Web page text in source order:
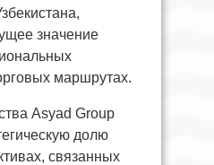
значение
маршрутах.
Asyad Group
долю
связанных